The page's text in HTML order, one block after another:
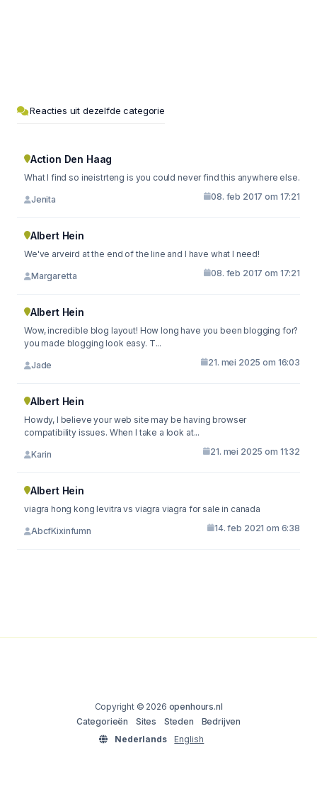
Reacties uit dezelfde categorie
Action Den Haag
What I find so ineistrteng is you could never find this anywhere else.
Jenita 08. feb 2017 om 17:21
Albert Hein
We've arveird at the end of the line and I have what I need!
Margaretta 08. feb 2017 om 17:21
Albert Hein
Wow, incredible blog layout! How long have you been blogging for?
you made blogging look easy. T...
Jade 21. mei 2025 om 16:03
Albert Hein
Howdy, I believe your web site may be having browser
compatibility issues. When I take a look at...
Karin 21. mei 2025 om 11:32
Albert Hein
viagra hong kong levitra vs viagra viagra for sale in canada
AbcfKixinfumn 14. feb 2021 om 6:38
Copyright © 2026 openhours.nl
Categorieën
Sites Steden
Bedrijven
Nederlands
English